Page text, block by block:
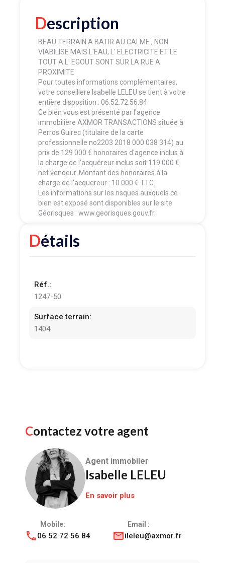
Description
BEAU TERRAIN A BATIR AU CALME , NON
VIABILISE MAIS L'EAU, L' ELECTRICITE ET LE
TOUT A L' EGOUT SONT SUR LA RUE A
PROXIMITE
Pour toutes informations complémentaires,
votre conseillere Isabelle LELEU se tient à votre
entière disposition : 06.52.72.56.84
Ce bien vous est présenté par l'agence
immobilière AXMOR TRANSACTIONS située à
Perros Guirec (titulaire de la carte
professionnelle no2203 2018 000 038 314) au
prix de 129 000 € honoraires d'agence inclus à
la charge de l’acquéreur inclus soit 119 000 €
net vendeur. Montant des honoraires à la
charge de l'acquereur : 10 000 € TTC.
Les informations sur les risques auxquels ce
bien est exposé sont disponibles sur le site
Géorisques : www.georisques.gouv.fr.
Détails
Réf.:
1247-50
Surface terrain:
1404
Contactez votre agent
Agent immobiler
Isabelle LELEU
En savoir plus
Mobile:
06 52 72 56 84
Email :
ileleu@axmor.fr